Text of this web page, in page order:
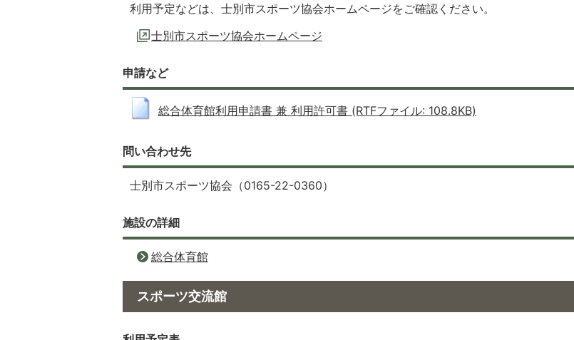
利用予定などは、士別市スポーツ協会ホームページをご確認ください。
士別市スポーツ協会ホームページ
申請など
総合体育館利用申請書 兼 利用許可書 (RTFファイル: 108.8KB)
問い合わせ先
士別市スポーツ協会（0165-22-0360）
施設の詳細
総合体育館
スポーツ交流館